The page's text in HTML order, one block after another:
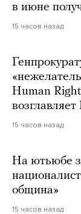
в июне
15 часов назад
Human
15 часов назад
На ютьюбе
община»
15 часов назад